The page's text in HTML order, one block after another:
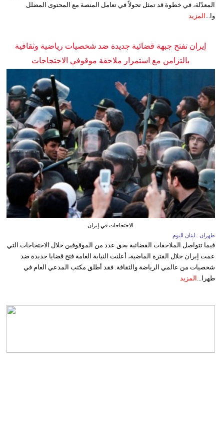
المعدّلة، في خطوة قد تمثل تحولاً في تعامل المنصة مع المحتوى المضلل
وا... المزيد
إيران تفتح جبهة قضائية جديدة ضد شخصيات رياضية وثقافية
بالتزامن مع استمرار ملاحقة موقوفي الاحتجاجات
الاحتجاجات في إيران
طهران ـ لبنان اليوم
فيما تتواصل الملاحقات القضائية بحق عدد من الموقوفين خلال الاحتجاجات التي
عمت إيران خلال الفترة الماضية، أعلنت النيابة العامة فتح قضايا جديدة ضد
شخصيات من عالمي الرياضة والثقافة. فقد أطلق مكتب المدعي العام في
طهرا... المزيد